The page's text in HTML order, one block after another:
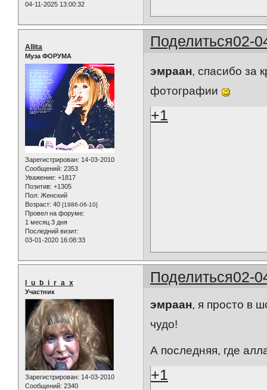
04-11-2025 13:00:32
Поделиться02-
Allita
Муза ФОРУМА
Зарегистрирован: 14-03-2010
Сообщений: 2353
Уважение: +1817
Позитив: +1305
Пол: Женский
Возраст: 40 [1986-06-10]
Провел на форуме:
1 месяц 3 дня
Последний визит:
03-01-2020 16:08:33
эмраан, спасибо за
фотографии
+1
Поделиться02-
l_u_b_i_r_a_x
Участник
Зарегистрирован: 14-03-2010
Сообщений: 2340
эмраан, я просто в
чудо!
А последняя, где
+1